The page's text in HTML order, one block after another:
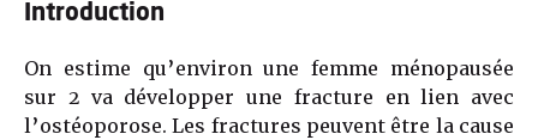
Introduction
On estime qu’environ une femme ménopausée
sur 2 va développer une fracture en lien avec
l’ostéoporose. Les fractures peuvent être la cause